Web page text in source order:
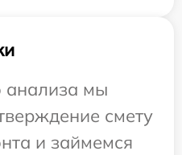
анализа мы
смету
и займемся